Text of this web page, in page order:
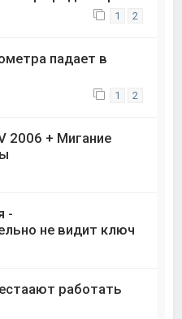
1 2
падает в
1 2
2006 + Мигание
-
не видит ключ
работать